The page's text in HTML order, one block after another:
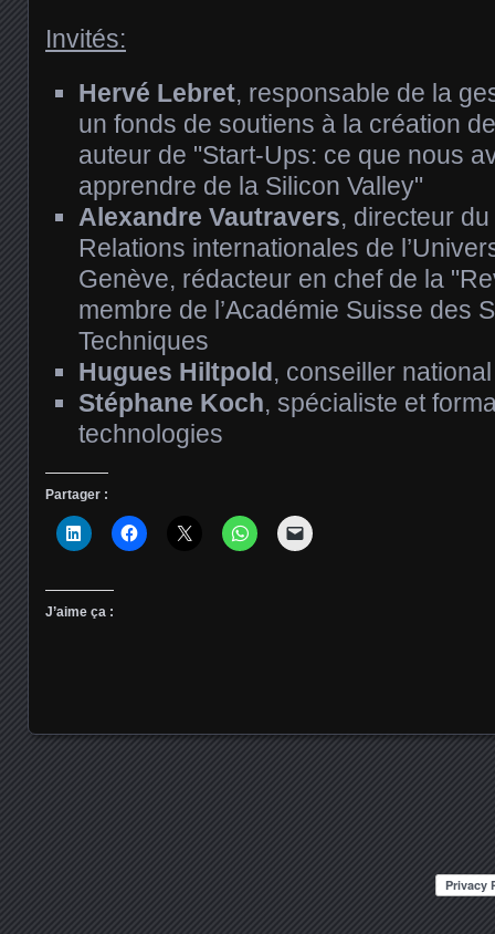
Invités:
Hervé Lebret, responsable de la
un fonds de soutiens à la création
auteur de "Start-Ups: ce que nous
apprendre de la Silicon Valley"
Alexandre Vautravers, directeur
Relations internationales de
Genève, rédacteur en chef de la
membre de l’Académie Suisse des
Techniques
Hugues Hiltpold, conseiller
Stéphane Koch, spécialiste et
technologies
Partager :
J’aime ça :